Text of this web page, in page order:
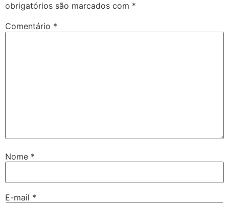
obrigatórios são marcados com *
Comentário *
Nome *
E-mail *